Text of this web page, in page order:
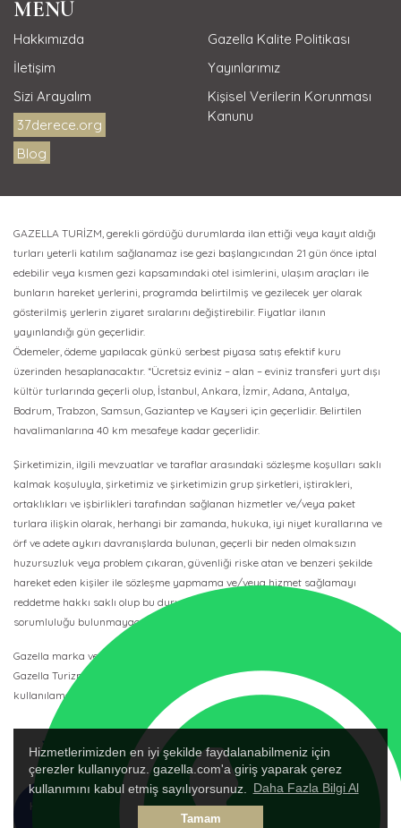
Hizmetlerimizden en iyi şekilde faydalanabilmeniz için
çerezler kullanıyoruz. gazella.com'a giriş yaparak çerez
kullanımını kabul etmiş sayılıyorsunuz.
Daha Fazla Bilgi Al
Tamam
MENÜ
Hakkımızda
İletişim
Sizi Arayalım
37derece.org
Blog
Gazella Kalite Politikası
Yayınlarımız
Kişisel Verilerin Korunması
Kanunu
GAZELLA TURİZM, gerekli gördüğü durumlarda ilan ettiği veya kayıt aldığı
turları yeterli katılım sağlanamaz ise gezi başlangıcından 21 gün önce iptal
edebilir veya kısmen gezi kapsamındaki otel isimlerini, ulaşım araçları ile
bunların hareket yerlerini, programda belirtilmiş ve gezilecek yer olarak
gösterilmiş yerlerin ziyaret sıralarını değiştirebilir. Fiyatlar ilanın
yayınlandığı gün geçerlidir.
Ödemeler, ödeme yapılacak günkü serbest piyasa satış efektif kuru
üzerinden hesaplanacaktır. *Ücretsiz eviniz – alan – eviniz transferi yurt dışı
kültür turlarında geçerli olup, İstanbul, Ankara, İzmir, Adana, Antalya,
Bodrum, Trabzon, Samsun, Gaziantep ve Kayseri için geçerlidir. Belirtilen
havalimanlarına 40 km mesafeye kadar geçerlidir.
Şirketimizin, ilgili mevzuatlar ve taraflar arasındaki sözleşme koşulları saklı
kalmak koşuluyla, şirketimiz ve şirketimizin grup şirketleri, iştirakleri,
ortaklıkları ve işbirlikleri tarafından sağlanan hizmetler ve/veya paket
turlara ilişkin olarak, herhangi bir zamanda, hukuka, iyi niyet kurallarına ve
örf ve adete aykırı davranışlarda bulunan, geçerli bir neden olmaksızın
huzursuzluk veya problem çıkaran, güvenliği riske atan ve benzeri şekilde
hareket eden kişiler ile sözleşme yapmama ve/veya hizmet sağlamayı
reddetme hakkı saklı olup bu durumda şirketimizin herhangi bir
sorumluluğu bulunmayacaktır.
Gazella marka ve logosu 88-21411 IATA Kodlu ve 3067 TURSAB Belge No’lu
Gazella Turizm’in tescilli ticari marka ve logosudur, başkası tarafından
kullanılamaz.
HEMEN
TALEP
FORMU